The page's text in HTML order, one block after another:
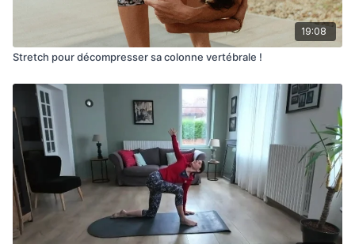
19:08
Stretch pour décompresser sa colonne vertébrale !